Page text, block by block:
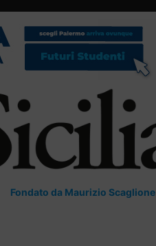
Fondato da Maurizio Scaglione